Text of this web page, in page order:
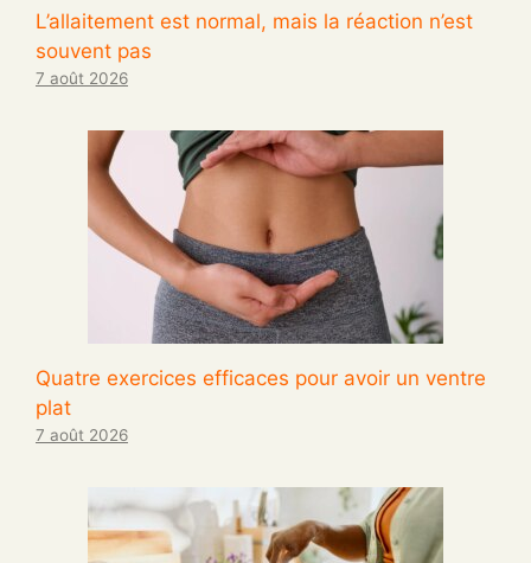
L’allaitement est normal, mais la réaction n’est
souvent pas
7 août 2026
Quatre exercices efficaces pour avoir un ventre
plat
7 août 2026